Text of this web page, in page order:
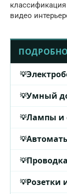
видео
Умный
Лампы и
Розетки